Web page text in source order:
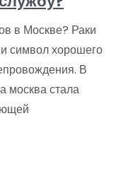
в Москве? Раки
и символ хорошего
В
москва стала